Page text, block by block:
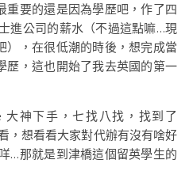
重要的還是因為學歷吧，作了四
進公司的薪水（不過這點嘛…現
，在很低潮的時後，想完成當
歷，這也開始了我去英國的第一
神下手，七找八找，找到了
，想看看大家對代辦有沒有啥好
…那就是到津橋這個留英學生的